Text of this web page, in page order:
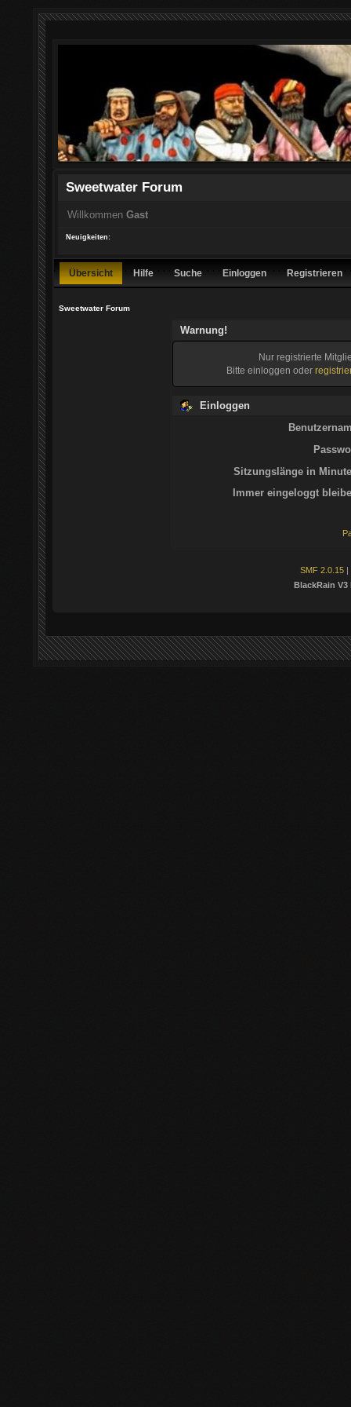
Sweetwater Forum
Willkommen Gast
Neuigkeiten:
Übersicht Hilfe Suche Einloggen Registrieren
Sweetwater Forum
Warnung!
Nur registrierte
Bitte einloggen oder
Einloggen
Sitzungslänge in
Immer eingeloggt
SMF 2.0.15 |
BlackRain V3